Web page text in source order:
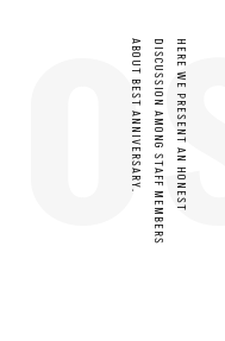
HERE WE PRESENT AN HONEST
DISCUSSION AMONG STAFF MEMBERS
ABOUT BEST ANNIVERSARY.